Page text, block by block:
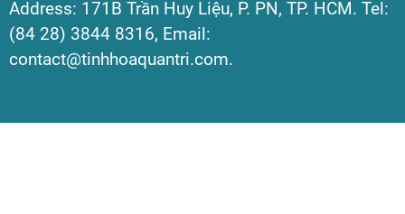
Address: 171B Trần Huy Liệu, P. PN, TP. HCM. Tel:
(84 28) 3844 8316, Email:
contact@tinhhoaquantri.com.